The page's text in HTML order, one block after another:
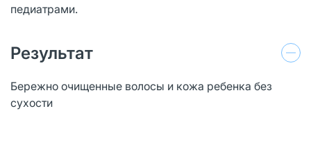
педиатрами.
Результат
Бережно очищенные волосы и кожа ребенка без
сухости